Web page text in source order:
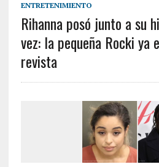
ENTRETENIMIENTO
Rihanna posó junto a su
vez: la pequeña Rocki ya
revista